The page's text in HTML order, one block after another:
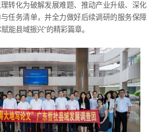
转化为破解发展难题、推动产业升级、深化
任务清单，并全力做好后续调研的服务保障
能县域振兴”的精彩篇章。